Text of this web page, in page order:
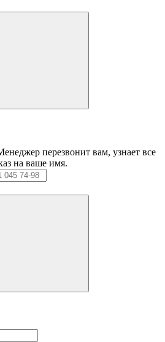
перезвонит вам, узнает все
на ваше имя.